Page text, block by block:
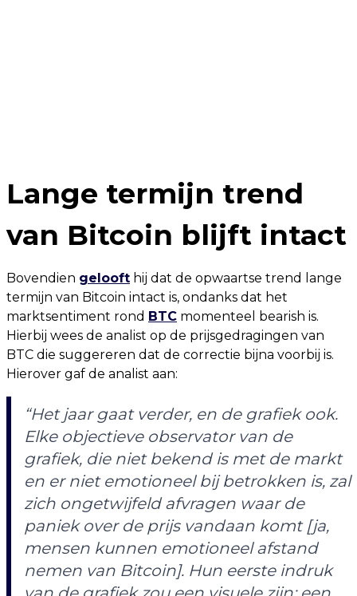
Lange termijn trend
van Bitcoin blijft intact
Bovendien gelooft hij dat de opwaartse trend lange
termijn van Bitcoin intact is, ondanks dat het
marktsentiment rond BTC momenteel bearish is.
Hierbij wees de analist op de prijsgedragingen van
BTC die suggereren dat de correctie bijna voorbij is.
Hierover gaf de analist aan:
“Het jaar gaat verder, en de grafiek ook.
Elke objectieve observator van de
grafiek, die niet bekend is met de markt
en er niet emotioneel bij betrokken is, zal
zich ongetwijfeld afvragen waar de
paniek over de prijs vandaan komt [ja,
mensen kunnen emotioneel afstand
nemen van Bitcoin]. Hun eerste indruk